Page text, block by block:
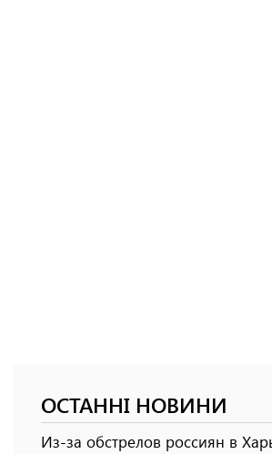
ОСТАННІ НОВИНИ
Из-за обстрелов россиян в